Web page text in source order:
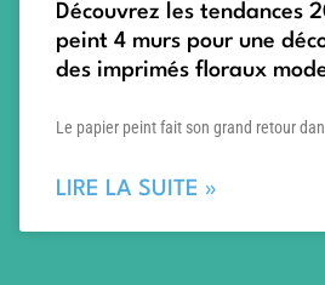
Découvrez les tendances
peint 4 murs pour une
des imprimés floraux
Le papier peint fait son grand retour
LIRE LA SUITE »